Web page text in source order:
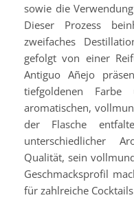
sowie die
Dieser Prozess
zweifaches
gefolgt von einer
Antiguo Añejo
tiefgoldenen
aromatischen,
der Flasche
unterschiedlicher
Qualität, sein
Geschmacksprofil
für zahlreiche